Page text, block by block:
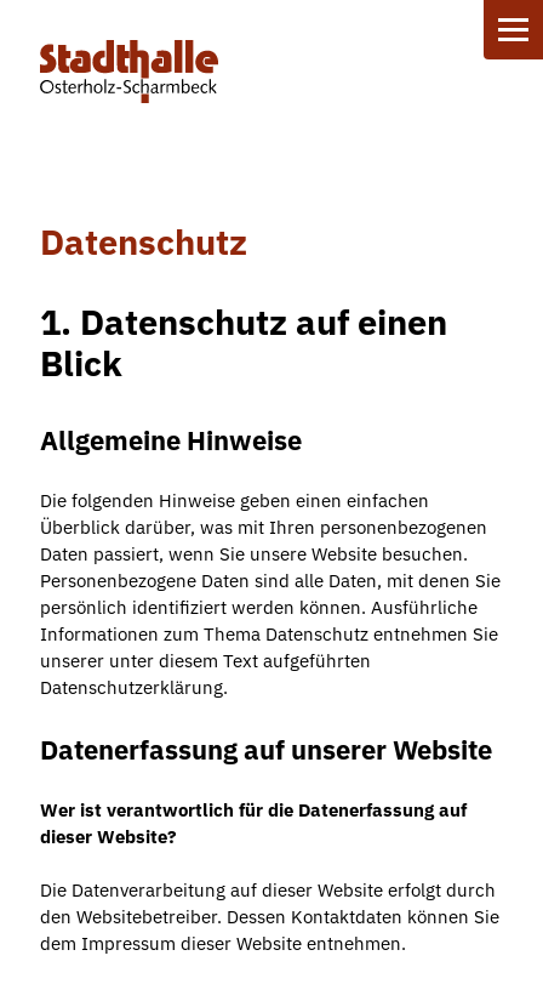
Datenschutz
1. Datenschutz auf einen
Blick
Allgemeine Hinweise
Die folgenden Hinweise geben einen einfachen
Überblick darüber, was mit Ihren personenbezogenen
Daten passiert, wenn Sie unsere Website besuchen.
Personenbezogene Daten sind alle Daten, mit denen Sie
persönlich identifiziert werden können. Ausführliche
Informationen zum Thema Datenschutz entnehmen Sie
unserer unter diesem Text aufgeführten
Datenschutzerklärung.
Datenerfassung auf unserer Website
Wer ist verantwortlich für die Datenerfassung auf
dieser Website?
Die Datenverarbeitung auf dieser Website erfolgt durch
den Websitebetreiber. Dessen Kontaktdaten können Sie
dem Impressum dieser Website entnehmen.